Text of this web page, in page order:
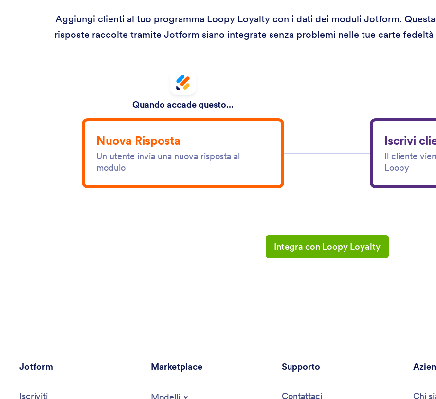
Aggiungi clienti al tuo programma Loopy Loyalty con i dati dei moduli Jotform.
risposte raccolte tramite Jotform siano integrate senza problemi nelle tue carte
Quando accade questo...
Nuova Risposta
Un utente invia una nuova risposta al
modulo
Iscrivi
Il cliente
Loopy
Integra con Loopy Loyalty
Jotform
Iscriviti
Marketplace Supporto
Contattaci
Chi